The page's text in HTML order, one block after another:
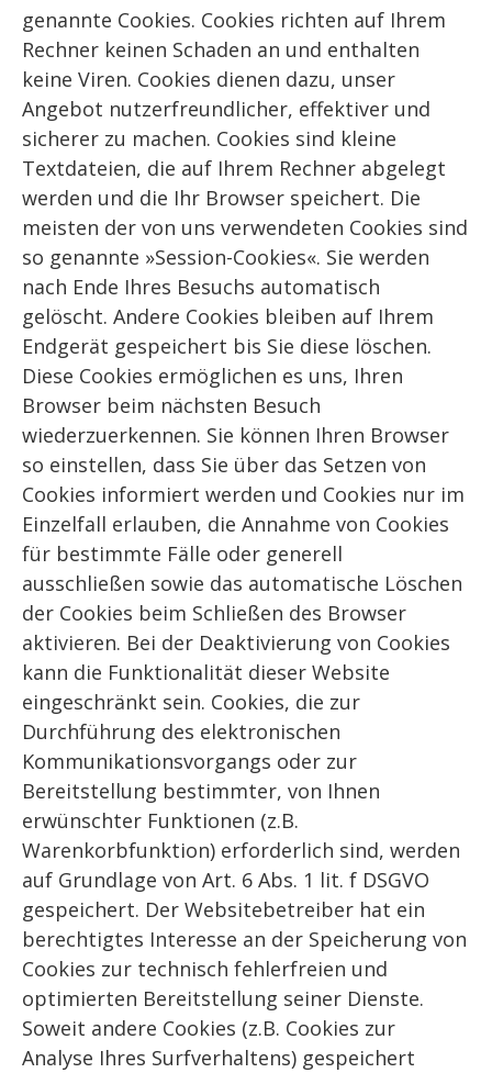
genannte Cookies. Cookies richten auf Ihrem
Rechner keinen Schaden an und enthalten
keine Viren. Cookies dienen dazu, unser
Angebot nutzerfreundlicher, effektiver und
sicherer zu machen. Cookies sind kleine
Textdateien, die auf Ihrem Rechner abgelegt
werden und die Ihr Browser speichert. Die
meisten der von uns verwendeten Cookies sind
so genannte »Session-Cookies«. Sie werden
nach Ende Ihres Besuchs automatisch
gelöscht. Andere Cookies bleiben auf Ihrem
Endgerät gespeichert bis Sie diese löschen.
Diese Cookies ermöglichen es uns, Ihren
Browser beim nächsten Besuch
wiederzuerkennen. Sie können Ihren Browser
so einstellen, dass Sie über das Setzen von
Cookies informiert werden und Cookies nur im
Einzelfall erlauben, die Annahme von Cookies
für bestimmte Fälle oder generell
ausschließen sowie das automatische Löschen
der Cookies beim Schließen des Browser
aktivieren. Bei der Deaktivierung von Cookies
kann die Funktionalität dieser Website
eingeschränkt sein. Cookies, die zur
Durchführung des elektronischen
Kommunikationsvorgangs oder zur
Bereitstellung bestimmter, von Ihnen
erwünschter Funktionen (z.B.
Warenkorbfunktion) erforderlich sind, werden
auf Grundlage von Art. 6 Abs. 1 lit. f DSGVO
gespeichert. Der Websitebetreiber hat ein
berechtigtes Interesse an der Speicherung von
Cookies zur technisch fehlerfreien und
optimierten Bereitstellung seiner Dienste.
Soweit andere Cookies (z.B. Cookies zur
Analyse Ihres Surfverhaltens) gespeichert